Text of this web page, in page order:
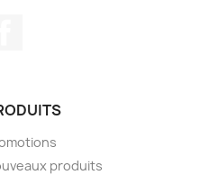
produits